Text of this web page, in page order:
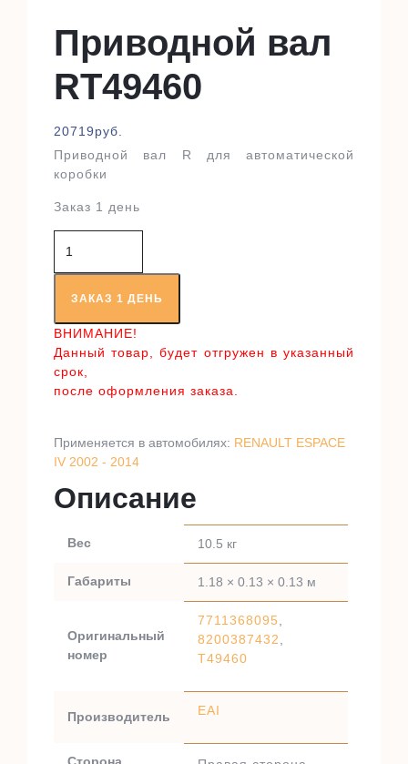
Приводной вал
RT49460
20719руб.
Приводной вал R для автоматической
коробки
Заказ 1 день
товара
Приводной
валЗАКАЗ 1 ДЕНЬ
ВНИМАНИЕ!
Данный товар, будет отгружен в указанный
срок,
после оформления заказа.
Применяется в автомобилях: RENAULT ESPACE
IV 2002 - 2014
Описание
Вес 10.5 кг
Габариты 1.18 × 0.13 × 0.13 м
Оригинальный
номер
7711368095,
8200387432,
T49460
Производитель EAI